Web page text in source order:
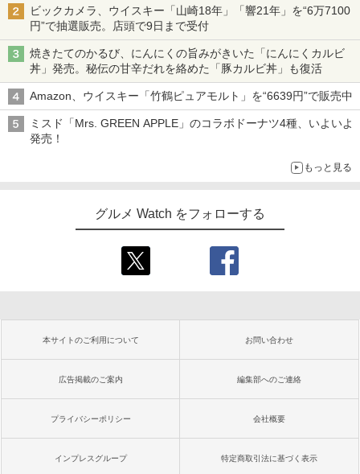
ビックカメラ、ウイスキー「山崎18年」「響21年」を“6万7100
円”で抽選販売。店頭で9日まで受付
焼きたてのかるび、にんにくの旨みがきいた「にんにくカルビ
丼」発売。秘伝の甘辛だれを絡めた「豚カルビ丼」も復活
Amazon、ウイスキー「竹鶴ピュアモルト」を“6639円”で販売中
ミスド「Mrs. GREEN APPLE」のコラボドーナツ4種、いよいよ
発売！
もっと見る
グルメ Watch をフォローする
本サイトのご利用について お問い合わせ
広告掲載のご案内 編集部へのご連絡
プライバシーポリシー 会社概要
インプレスグループ 特定商取引法に基づく表示